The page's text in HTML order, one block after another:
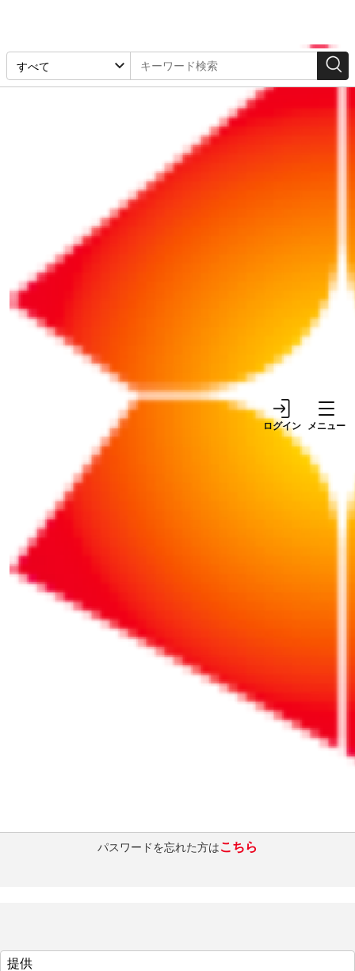
ログイン メニュー
2026/04/16
ストレスチェックの対象は全企業
へ！47項目の実務チェックリスト
ストレスチェック制度（ストレスチェックや医師
による面接指導）で法令違反、実務の抜け漏れを
起こさないため、最低限押さえるべき47項目を紹
介します。
続きをお読みになるにはログインが必要です。
ID（メールアドレス）
パスワードを忘れた方はこちら
提供